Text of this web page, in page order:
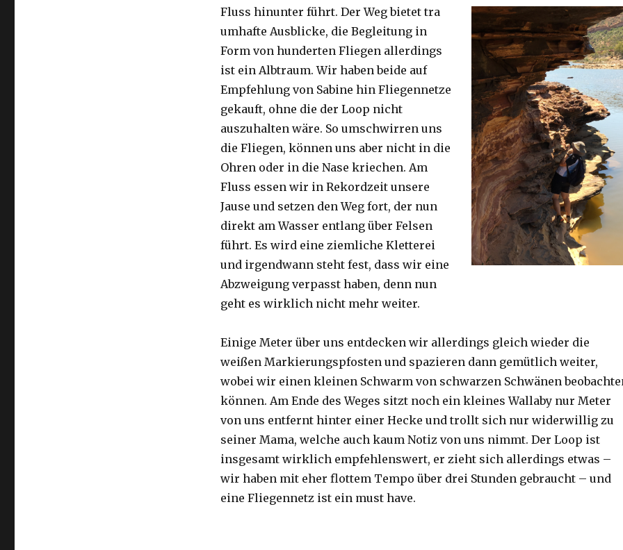
Fluss hinunter führt. Der Weg bietet tra
umhafte Ausblicke, die Begleitung in
Form von hunderten Fliegen allerdings
ist ein Albtraum. Wir haben beide auf
Empfehlung von Sabine hin Fliegennetze
gekauft, ohne die der Loop nicht
auszuhalten wäre. So umschwirren uns
die Fliegen, können uns aber nicht in die
Ohren oder in die Nase kriechen. Am
Fluss essen wir in Rekordzeit unsere
Jause und setzen den Weg fort, der nun
direkt am Wasser entlang über Felsen
führt. Es wird eine ziemliche Kletterei
und irgendwann steht fest, dass wir eine
Abzweigung verpasst haben, denn nun
geht es wirklich nicht mehr weiter.
Einige Meter über uns entdecken wir allerdings gleich wieder die
weißen Markierungspfosten und spazieren dann gemütlich weiter,
wobei wir einen kleinen Schwarm von schwarzen Schwänen
können. Am Ende des Weges sitzt noch ein kleines Wallaby nur Meter
von uns entfernt hinter einer Hecke und trollt sich nur widerwillig zu
seiner Mama, welche auch kaum Notiz von uns nimmt. Der Loop ist
insgesamt wirklich empfehlenswert, er zieht sich allerdings etwas –
wir haben mit eher flottem Tempo über drei Stunden gebraucht – und
eine Fliegennetz ist ein must have.